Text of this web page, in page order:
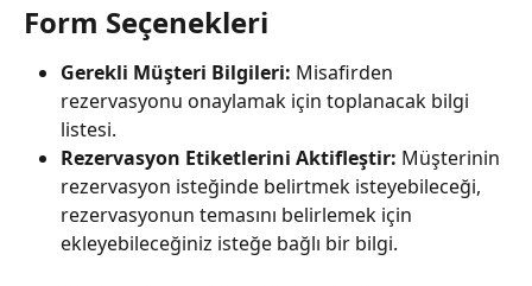
Form Seçenekleri
Gerekli Müşteri Bilgileri: Misafirden
rezervasyonu onaylamak için toplanacak bilgi
listesi.
Rezervasyon Etiketlerini Aktifleştir: Müşterinin
rezervasyon isteğinde belirtmek isteyebileceği,
rezervasyonun temasını belirlemek için
ekleyebileceğiniz isteğe bağlı bir bilgi.